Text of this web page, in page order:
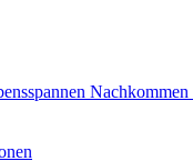
Nachkommen